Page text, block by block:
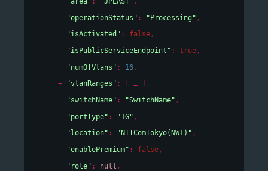
"operationStatus" : "Processing" ,
"isActivated" : false,
"isPublicServiceEndpoint" : true,
"numOfVlans" : 16,
"vlanRanges" :
,
"switchName" : "SwitchName" ,
"portType" : "1G" ,
"location" : "NTTComTokyo(NW1)" ,
"enablePremium" : false,
"role" : null ,